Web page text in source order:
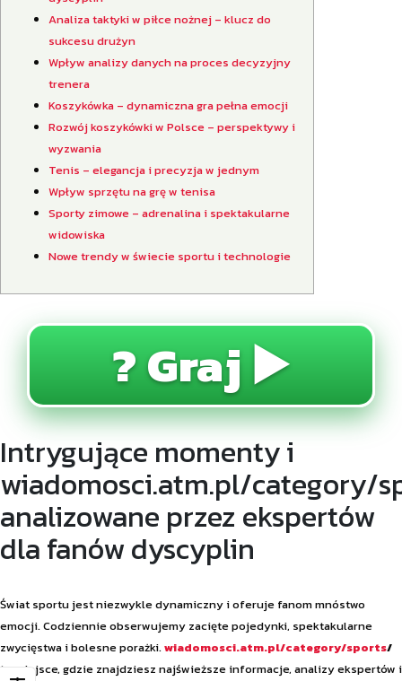
Analiza taktyki w piłce nożnej – klucz do
sukcesu drużyn
Wpływ analizy danych na proces decyzyjny
trenera
Koszykówka – dynamiczna gra pełna emocji
Rozwój koszykówki w Polsce – perspektywy i
wyzwania
Tenis – elegancja i precyzja w jednym
Wpływ sprzętu na grę w tenisa
Sporty zimowe – adrenalina i spektakularne
widowiska
Nowe trendy w świecie sportu i technologie
? Graj ▶️
Intrygujące momenty i
wiadomosci.atm.pl/category/
analizowane przez ekspertów
dla fanów dyscyplin
Świat sportu jest niezwykle dynamiczny i oferuje fanom mnóstwo
emocji. Codziennie obserwujemy zacięte pojedynki, spektakularne
zwycięstwa i bolesne porażki.wiadomosci.atm.pl/category/sports/
to miejsce, gdzie znajdziesz najświeższe informacje, analizy ekspertów i